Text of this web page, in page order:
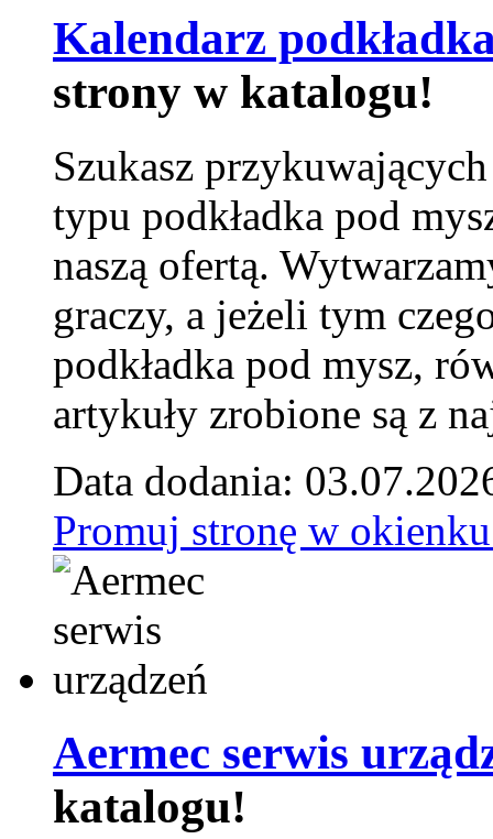
Kalendarz
strony w katalogu!
Szukasz
typu podkładka pod
naszą ofertą.
graczy, a jeżeli tym
podkładka pod mysz,
artykuły zrobione są z
Data dodania:
Promuj stronę w
Aermec serwis
katalogu!